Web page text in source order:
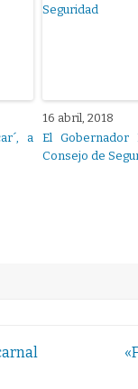
a
16 abril, 2018
El Gobernador
Consejo de